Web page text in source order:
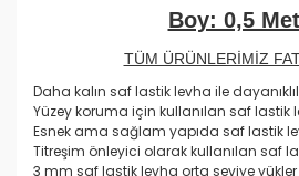
Boy: 0,5
TÜM ÜRÜNLERİMİZ
Daha kalın saf lastik levha ile
Yüzey koruma için kullanılan saf lastik
Esnek ama sağlam yapıda saf lastik
Titreşim önleyici olarak kullanılan saf
3 mm saf lastik levha orta seviye